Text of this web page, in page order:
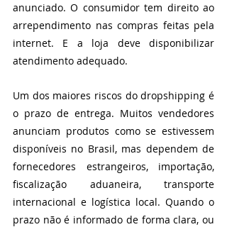
anunciado. O consumidor tem direito ao
arrependimento nas compras feitas pela
internet. E a loja deve disponibilizar
atendimento adequado.
Um dos maiores riscos do dropshipping é
o prazo de entrega. Muitos vendedores
anunciam produtos como se estivessem
disponíveis no Brasil, mas dependem de
fornecedores estrangeiros, importação,
fiscalização aduaneira, transporte
internacional e logística local. Quando o
prazo não é informado de forma clara, ou